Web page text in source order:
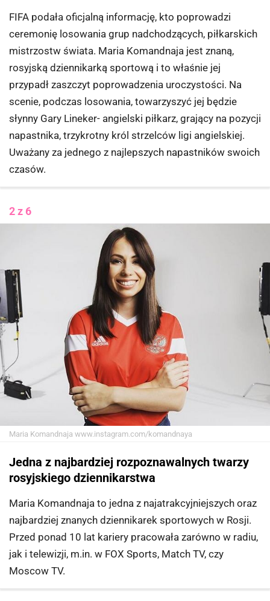
FIFA podała oficjalną informację, kto poprowadzi
ceremonię losowania grup nadchodzących, piłkarskich
mistrzostw świata. Maria Komandnaja jest znaną,
rosyjską dziennikarką sportową i to właśnie jej
przypadł zaszczyt poprowadzenia uroczystości. Na
scenie, podczas losowania, towarzyszyć jej będzie
słynny Gary Lineker- angielski piłkarz, grający na pozycji
napastnika, trzykrotny król strzelców ligi angielskiej.
Uważany za jednego z najlepszych napastników swoich
czasów.
2 z 6
Maria Komandnaja www.instagram.com/komandnaya
Jedna z najbardziej rozpoznawalnych twarzy
rosyjskiego dziennikarstwa
Maria Komandnaja to jedna z najatrakcyjniejszych oraz
najbardziej znanych dziennikarek sportowych w Rosji.
Przed ponad 10 lat kariery pracowała zarówno w radiu,
jak i telewizji, m.in. w FOX Sports, Match TV, czy
Moscow TV.